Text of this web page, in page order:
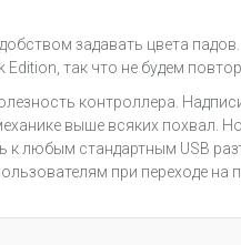
задавать цвета
так что не будем
контроллера.
выше всяких похвал.
к любым стандартным USB
при переходе на